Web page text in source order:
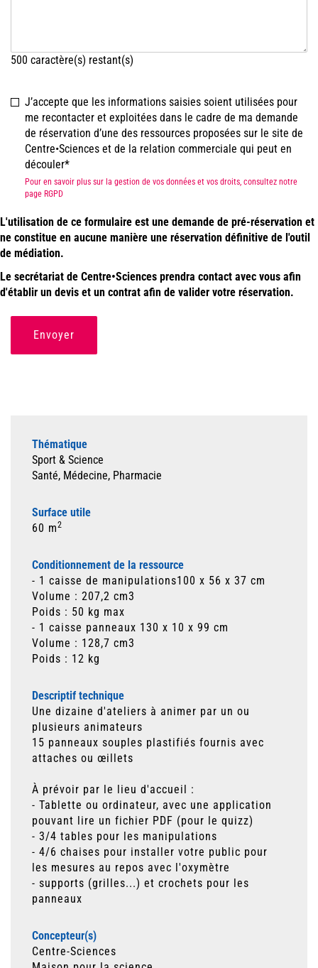
500 caractère(s) restant(s)
J’accepte que les informations saisies soient utilisées pour
me recontacter et exploitées dans le cadre de ma demande
de réservation d’une des ressources proposées sur le site de
Centre•Sciences et de la relation commerciale qui peut en
découler
Pour en savoir plus sur la gestion de vos données et vos droits, consultez notre
page RGPD
L'utilisation de ce formulaire est une demande de pré-réservation et
ne constitue en aucune manière une réservation définitive de l'outil
de médiation.
Le secrétariat de Centre•Sciences prendra contact avec vous afin
d'établir un devis et un contrat afin de valider votre réservation.
Envoyer
Thématique
Sport & Science
Santé, Médecine, Pharmacie
Surface utile
60 m2
Conditionnement de la ressource
- 1 caisse de manipulations100 x 56 x 37 cm
Volume : 207,2 cm3
Poids : 50 kg max
- 1 caisse panneaux 130 x 10 x 99 cm
Volume : 128,7 cm3
Poids : 12 kg
Descriptif technique
Une dizaine d'ateliers à animer par un ou
plusieurs animateurs
15 panneaux souples plastifiés fournis avec
attaches ou œillets
À prévoir par le lieu d'accueil :
- Tablette ou ordinateur, avec une application
pouvant lire un fichier PDF (pour le quizz)
- 3/4 tables pour les manipulations
- 4/6 chaises pour installer votre public pour
les mesures au repos avec l'oxymètre
- supports (grilles...) et crochets pour les
panneaux
Concepteur(s)
Centre-Sciences